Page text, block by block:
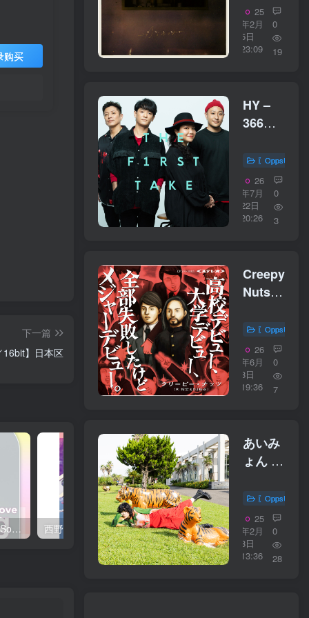
购买
下一篇
16bit】日本区
西野 カナ – Spring Love Song Selection【44.1kHz／16bit】日本区 西野 カナ – Special Live ＂Christmas Magic＂【48kHz／24bit】日本区
／
16bit】
日本区
25
年2月
5日
23:09
0
19
HY –
366日
THE
FIRST
TAKE)
【44.1kHz
日本区
〖OppsUplus
26
年7月
22日
20:26
0
3
Creepy
Nuts –
ビュ
ー、大
学デビ
ュー、
全部失
けどメ
ジャー
デビュ
【44.1kHz
／
16bit】
日本区
〖OppsUplus
26
年6月
8日
19:36
0
7
あいみ
ょん –
【48kHz
／
24bit】
日本区
〖OppsUplus
25
年2月
8日
13:36
0
28